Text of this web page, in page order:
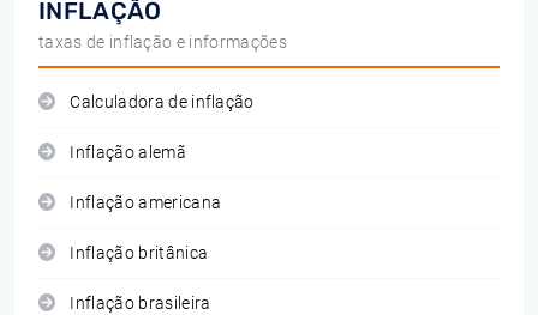
INFLAÇÃO
taxas de inflação e informações
Calculadora de inflação
Inflação alemã
Inflação americana
Inflação britânica
Inflação brasileira